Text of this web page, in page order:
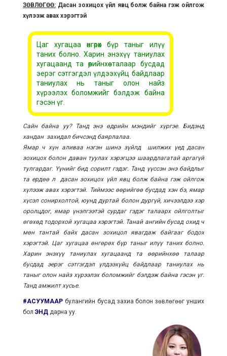
ЗӨВЛӨГӨӨ: Дасан зохицох үйл явц болж байна гэж ойлгож
хүлээж авах хэрэгтэй
Цаг хугацаа өнгөрөх бүр таныг илүү
таних болно. Харин энэхүү таниулах
хугацаанд та өөрийнхөө талаар бусдад
эерэг сэтгэгдэл үлдээхүйц байдлаар
таниулах нь таныг олон найз
хүрээлэх боломжийг бэлдэж байна
гэсэн үг.
Сайн байна уу? Танд энэ өдрийн мэндийг хүргэе. Бидэнд
хандан захидал бичсэнд баярлалаа.
Ямар ч хүн аливаа нэгэн шинэ зүйлд шилжих үед дасан
зохицох болон даван туулах хэрэгцээ шаардлагатай аргагүй
тулгардаг. Үүнийг бид сорилт гэдэг. Танд үүссэн энэ байдлыг
та ердөө л дасан зохицох үйл явц болж байна гэж ойлгож
хүлээж авах хэрэгтэй. Тиймээс өөрийгөө бусдад хэн бэ, ямар
хүсэл сонирхолтой, юунд дуртай болон дургүй, хичээлдээ хэр
оролцдог, ямар үнэлгээтэй сурдаг гэдэг талаарх ойлголтыг
өгөхөд тодорхой хугацаа хэрэгтэй. Танай ангийн бусад охид ч
мөн тантай байх дасан зохицол явагдаж байгааг бодох
хэрэгтэй. Цаг хугацаа өнгөрөх бүр таныг илүү таних болно.
Харин энэхүү таниулах хугацаанд та өөрийнхөө талаар
бусдад эерэг сэтгэгдэл үлдээхүйц байдлаар таниулах нь
таныг олон найз хүрээлэх боломжийг бэлдэж байна гэсэн үг.
Танд амжилт хүсье.
#АСУУМААР булангийн бусад захиа болон зөвлөгөөг унших
бол ЭНД дарна уу.